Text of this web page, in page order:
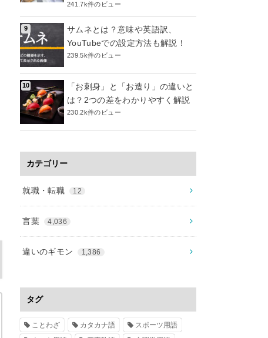
241.7k件のビュー
サムネとは？意味や英語訳、
YouTubeでの設定方法も解説！
239.5k件のビュー
「お刺身」と「お造り」の違いと
は？2つの差をわかりやすく解説
230.2k件のビュー
カテゴリー
就職・転職 12
言葉 4,036
違いのギモン 1,386
タグ
ことわざ カタカナ語
スポーツ用語